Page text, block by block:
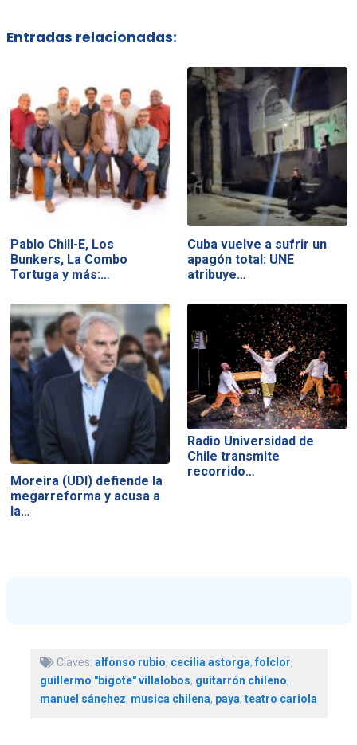
Entradas relacionadas:
Pablo Chill-E, Los
Bunkers, La Combo
Tortuga y más:…
Cuba vuelve a sufrir un
apagón total: UNE
atribuye…
Moreira (UDI) defiende la
megarreforma y acusa a
la…
Radio Universidad de
Chile transmite
recorrido…
Claves: alfonso rubio, cecilia astorga,folclor,
guillermo "bigote" villalobos, guitarrón chileno,
manuel sánchez, musica chilena, paya, teatro cariola